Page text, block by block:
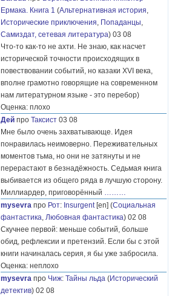
Ермака. Книга 1 (Альтернативная история,
Исторические приключения, Попаданцы,
Самиздат, сетевая литература) 03 08
Что-то как-то не ахти. Не знаю, как насчет
исторической точности происходящих в
повествовании событий, но казаки XVI века,
вполне грамотно говорящие на современном
нам литературном языке - это перебор)
Оценка: плохо
Дей про Таксист 03 08
Мне было очень захватывающе. Идея
понравилась неимоверно. Переживательных
моментов тьма, но они не затянуты и не
перерастают в безнадёжность. Седьмая книга
выбивается из общего ряда в лучшую сторону.
Миллиардер, приговорённый ………
mysevra про Рот: Insurgent[en] (Социальная
фантастика, Любовная фантастика) 02 08
Скучнее первой: меньше событий, больше
обид, рефлексии и претензий. Если бы с этой
книги начиналась серия, я бы уже забросила.
Оценка: неплохо
mysevra про Чиж: Тайны льда (Исторический
детектив) 02 08